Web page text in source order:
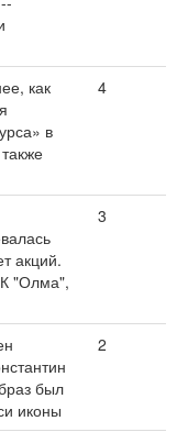
как
в
4
акций.
"Олма",
3
был
иконы
2